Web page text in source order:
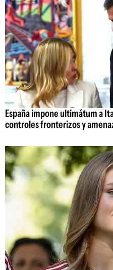
España impone ultimátum a
controles fronterizos y